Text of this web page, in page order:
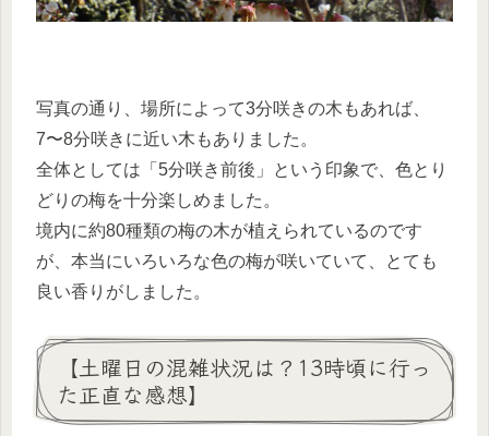
写真の通り、場所によって3分咲きの木もあれば、
7〜8分咲きに近い木もありました。
全体としては「5分咲き前後」という印象で、色とり
どりの梅を十分楽しめました。
境内に約80種類の梅の木が植えられているのです
が、本当にいろいろな色の梅が咲いていて、とても
良い香りがしました。
【土曜日の混雑状況は？13時頃に行っ
た正直な感想】